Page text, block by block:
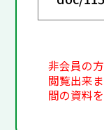
非会員の
閲覧出来
間の資料